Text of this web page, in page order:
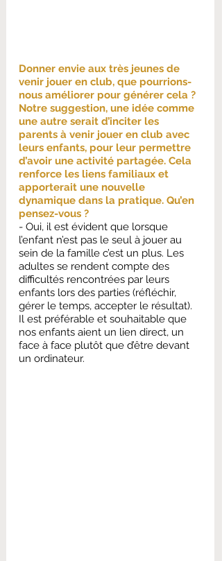
Donner envie aux très jeunes de
venir jouer en club, que pourrions-
nous améliorer pour générer cela ?
Notre suggestion, une idée comme
une autre serait d’inciter les
parents à venir jouer en club avec
leurs enfants, pour leur permettre
d’avoir une activité partagée. Cela
renforce les liens familiaux et
apporterait une nouvelle
dynamique dans la pratique. Qu’en
pensez-vous ?
- Oui, il est évident que lorsque
l’enfant n’est pas le seul à jouer au
sein de la famille c’est un plus. Les
adultes se rendent compte des
difficultés rencontrées par leurs
enfants lors des parties (réfléchir,
gérer le temps, accepter le résultat).
Il est préférable et souhaitable que
nos enfants aient un lien direct, un
face à face plutôt que d’être devant
un ordinateur.